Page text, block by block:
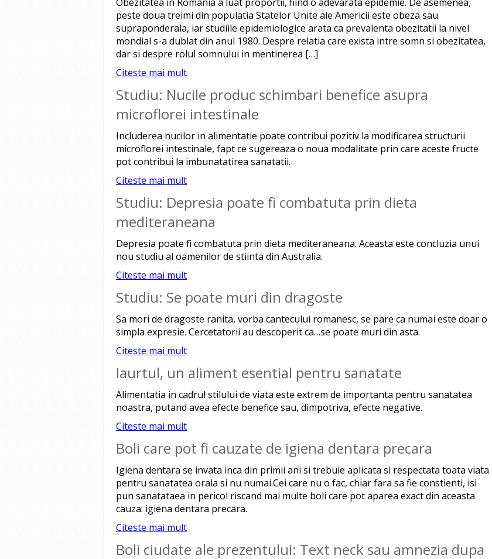
peste doua treimi din populatia Statelor Unite ale Americii este obeza sau
supraponderala, iar studiile epidemiologice arata ca prevalenta obezitatii la nivel
mondial s-a dublat din anul 1980. Despre relatia care exista intre somn si obezitatea,
dar si despre rolul somnului in mentinerea […]
Citeste mai mult
Studiu: Nucile produc schimbari benefice asupra
microflorei intestinale
Includerea nucilor in alimentatie poate contribui pozitiv la modificarea structurii
microflorei intestinale, fapt ce sugereaza o noua modalitate prin care aceste fructe
pot contribui la imbunatatirea sanatatii.
Citeste mai mult
Studiu: Depresia poate fi combatuta prin dieta
mediteraneana
Depresia poate fi combatuta prin dieta mediteraneana. Aceasta este concluzia unui
nou studiu al oamenilor de stiinta din Australia.
Citeste mai mult
Studiu: Se poate muri din dragoste
Sa mori de dragoste ranita, vorba cantecului romanesc, se pare ca numai este doar o
simpla expresie. Cercetatorii au descoperit ca…se poate muri din asta.
Citeste mai mult
Iaurtul, un aliment esential pentru sanatate
Alimentatia in cadrul stilului de viata este extrem de importanta pentru sanatatea
noastra, putand avea efecte benefice sau, dimpotriva, efecte negative.
Citeste mai mult
Boli care pot fi cauzate de igiena dentara precara
Igiena dentara se invata inca din primii ani si trebuie aplicata si respectata toata viata
pentru sanatatea orala si nu numai.Cei care nu o fac, chiar fara sa fie constienti, isi
pun sanatataea in pericol riscand mai multe boli care pot aparea exact din aceasta
cauza: igiena dentara precara.
Citeste mai mult
Boli ciudate ale prezentului: Text neck sau amnezia dupa